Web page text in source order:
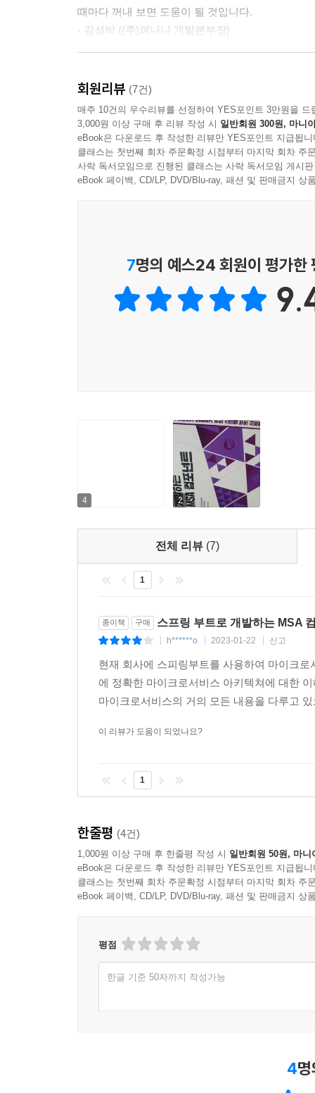
10.5 레디스 분산 락 사용 예제
10.6 레디스 Sorting 구현 예제
__10.7.2 게시자 예제
__10.7.4 게시자와 구독자 테스트
10.8 스프링 프레임워크 캐시
__10.8.1 Cache와 CacheManager 인터페이스
__10.8.2 캐시 애너테이션
__11.1.2
11.2 스케줄링 태스크 정의
__11.2.1 cron 속성과 클론 표현식
12.1 스프링 이벤트 장점
12.2 사용자 정의 이벤트 처리
12.3 비동기 사용자 정의 이벤트 처리
12.5 @EventListener
12.7 트랜잭션 시점에 구독한 이벤트 처리
부록 A 예제 코드 사용법
A.1 예제 코드 실행하기
__A.1.2 예제 코드의 구조 및 실행
A.2 도커 이미지 생성하기
__A.2.1 도커 설치
찾아보기
이 책은 예전부터 사용한 스프링 프레임워크와
이 책을 쓰면서 특정 스프링 버전에 얽매이지 않
필요한 내용에 집중했습니다. 스프링 부트 개발을
때마다 꺼내 보면 도움이 될 것입니다.
- 김성박 ((주)펴나니 개발본부장)
팀원들의 역량이 높아야 한다는 전제 조건이 필
도구의 기본 사용법은 알고 있지만, 핵심 애플
MSA에 대한 현실적 고민을 해결하고, 스프링
속에서나마 실무 경험이 풍부한 시니어 백엔드 엔
- 김태기 ((BeyondJ2EE) (줌인터넷 CTO))
인터넷에 떠도는 프로그래머 관련 밈(Meme) 중
잘 응용하면 여러분의 웹 서비스 설계와 개발
내내 필자의 개발 경력을 보여 주는 노하우를
것입니다. 웹 개발 실무에서 막힘 없는 개발을 하
물론, MSA(마이크로서비스 아키텍처) 컴포넌트
실무에 필요한 거의 모든 내용을 다루고 있습
고스란히 담겨 있어 마이크로서비스를 실무에 도
- 신동민 (NHN Dooray CTO)
선배들이 만들어 준 템플릿을 복사, 붙여넣기만
보라고 이야기하고 싶습니다. 단순한 구현 방법에
작성하지 않고 스프링 부트 기반으로 개발하는 분
- 이상민 (『자바의 신』(로드북, 2013) 저자)
회원리뷰 (7건)
매주 10건의 우수리뷰를 선정하여 YES포인트 3만원을 드
3,000원 이상 구매 후 리뷰 작성 시 일반회원 300원, 마니
eBook은 다운로드 후 작성한 리뷰만 YES포인트 지급됩니
클래스는 첫번째 회차 주문확정 시점부터 마지막 회차 주
사락 독서모임으로 진행된 클래스는 사락 독서모임 게시
eBook 페이백, CD/LP, DVD/Blu-ray, 패션 및 판매금지 상
7명의 예스24 회원이 평가한
4 2
전체 리뷰 (7)
1
종이책 구매 스프링 부트로 개발하는 MSA
h******o 2023-01-22 신고
현재 회사에 스피링부트를 사용하여 마이크
에 정확한 마이크로서비스 아키텍쳐에 대한
마이크로서비스의 거의 모든 내용을 다루고
이 리뷰가 도움이 되었나요?
1
한줄평 (4건)
1,000원 이상 구매 후 한줄평 작성 시 일반회원 50원, 마니
eBook은 다운로드 후 작성한 리뷰만 YES포인트 지급됩니
클래스는 첫번째 회차 주문확정 시점부터 마지막 회차 주
eBook 페이백, CD/LP, DVD/Blu-ray, 패션 및 판매금지 상
평점
한글 기준 50자까지 작성가능
4